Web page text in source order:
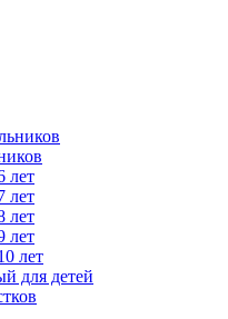
лет
лет
лет
лет
лет
для детей